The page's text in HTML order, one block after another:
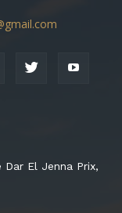
Dar El Jenna Prix,